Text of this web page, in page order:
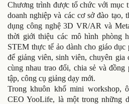
Chương trình được tổ chức với mục
doanh nghiệp và các cơ sở đào tạo,
dụng công nghệ 3D VR/AR và
thời giới thiệu các mô hình phòng
STEM thực tế ảo dành cho giáo
để giảng viên, sinh viên, chuyên gia
cùng nhau trao đổi, chia sẻ và
tập, công cụ giảng dạy mới.
Trong khuôn khổ mini workshop,
CEO YooLife, là một trong những